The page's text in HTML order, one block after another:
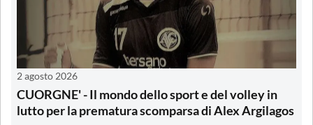
2 agosto 2026
CUORGNE' - Il mondo dello sport e del volley in
lutto per la prematura scomparsa di Alex Argilagos